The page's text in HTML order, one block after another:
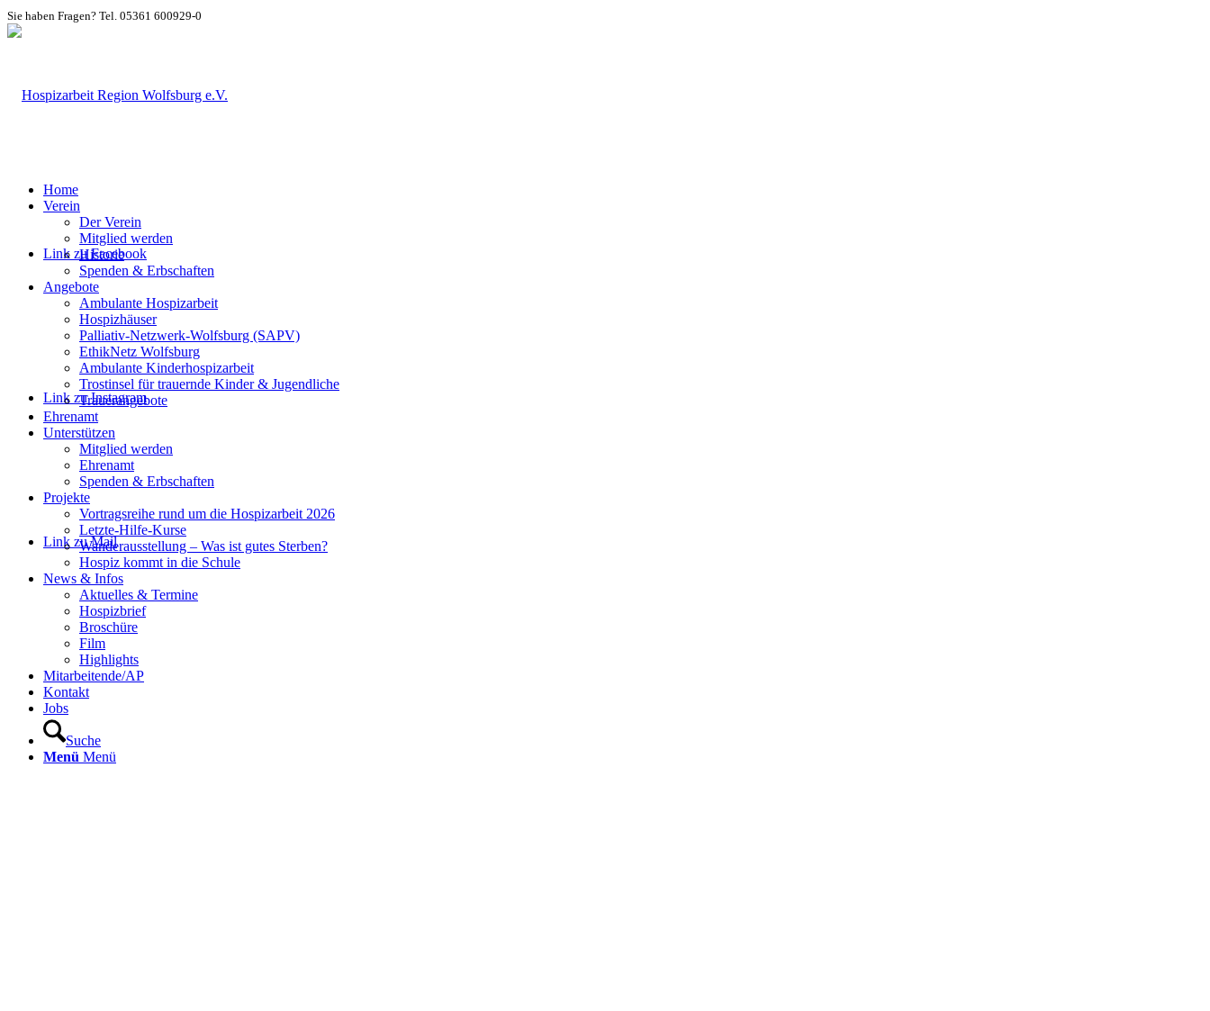
Sie haben Fragen? Tel. 05361 600929-0
Link zu Facebook
Link zu Instagram
Link zu Mail
Home
Verein
Der Verein
Mitglied werden
Historie
Spenden & Erbschaften
Angebote
Ambulante Hospizarbeit
Hospizhäuser
Palliativ-Netzwerk-Wolfsburg (SAPV)
EthikNetz Wolfsburg
Ambulante Kinderhospizarbeit
Trostinsel für trauernde Kinder & Jugendliche
Trauerangebote
Ehrenamt
Unterstützen
Mitglied werden
Ehrenamt
Spenden & Erbschaften
Projekte
Vortragsreihe rund um die Hospizarbeit 2026
Letzte-Hilfe-Kurse
Wanderausstellung – Was ist gutes Sterben?
Hospiz kommt in die Schule
News & Infos
Aktuelles & Termine
Hospizbrief
Broschüre
Film
Highlights
Mitarbeitende/AP
Kontakt
Jobs
Suche
Menü Menü